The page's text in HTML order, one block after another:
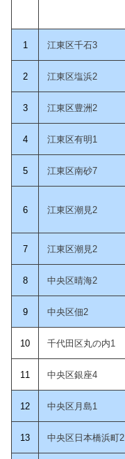
1 江東区千石3
2 江東区塩浜2
3 江東区豊洲2
4 江東区有明1
5 江東区南砂7
6 江東区潮見2
7 江東区潮見2
8 中央区晴海2
9 中央区佃2
10 千代田区丸の内1
11 中央区銀座4
12 中央区月島1
13 中央区日本橋浜町2